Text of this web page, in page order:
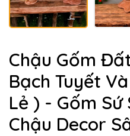
Chậu Gốm
Bạch Tuyết
Lẻ ) - Gốm Sứ
Chậu Decor